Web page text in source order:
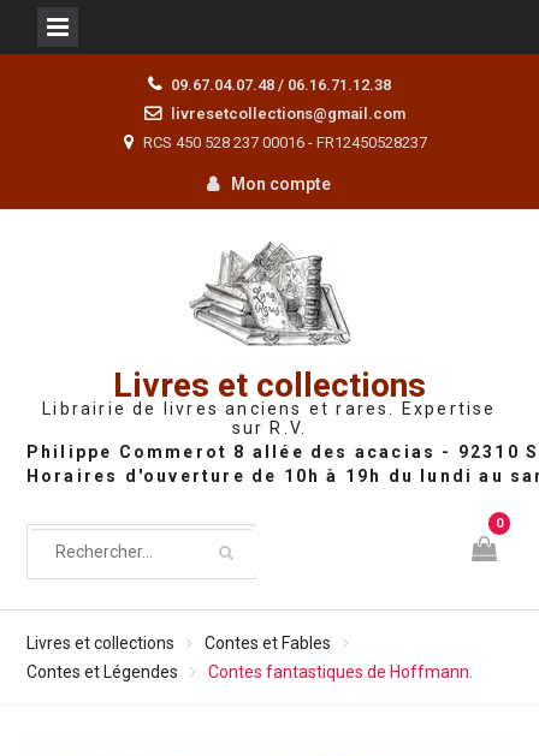
09.67.04.07.48 / 06.16.71.12.38
livresetcollections@gmail.com
RCS 450 528 237 00016 - FR12450528237
Mon compte
Livres et collections
Librairie de livres anciens et rares. Expertise
sur R.V.
0
Livres et collections
Contes et Fables
Contes et Légendes
Contes fantastiques de Hoffmann.